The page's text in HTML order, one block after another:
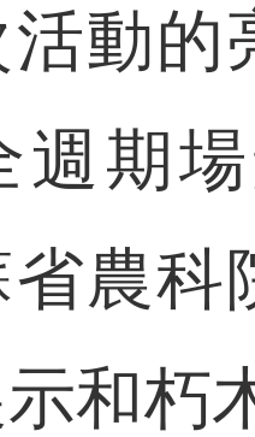
的亮
週期
農科
和朽